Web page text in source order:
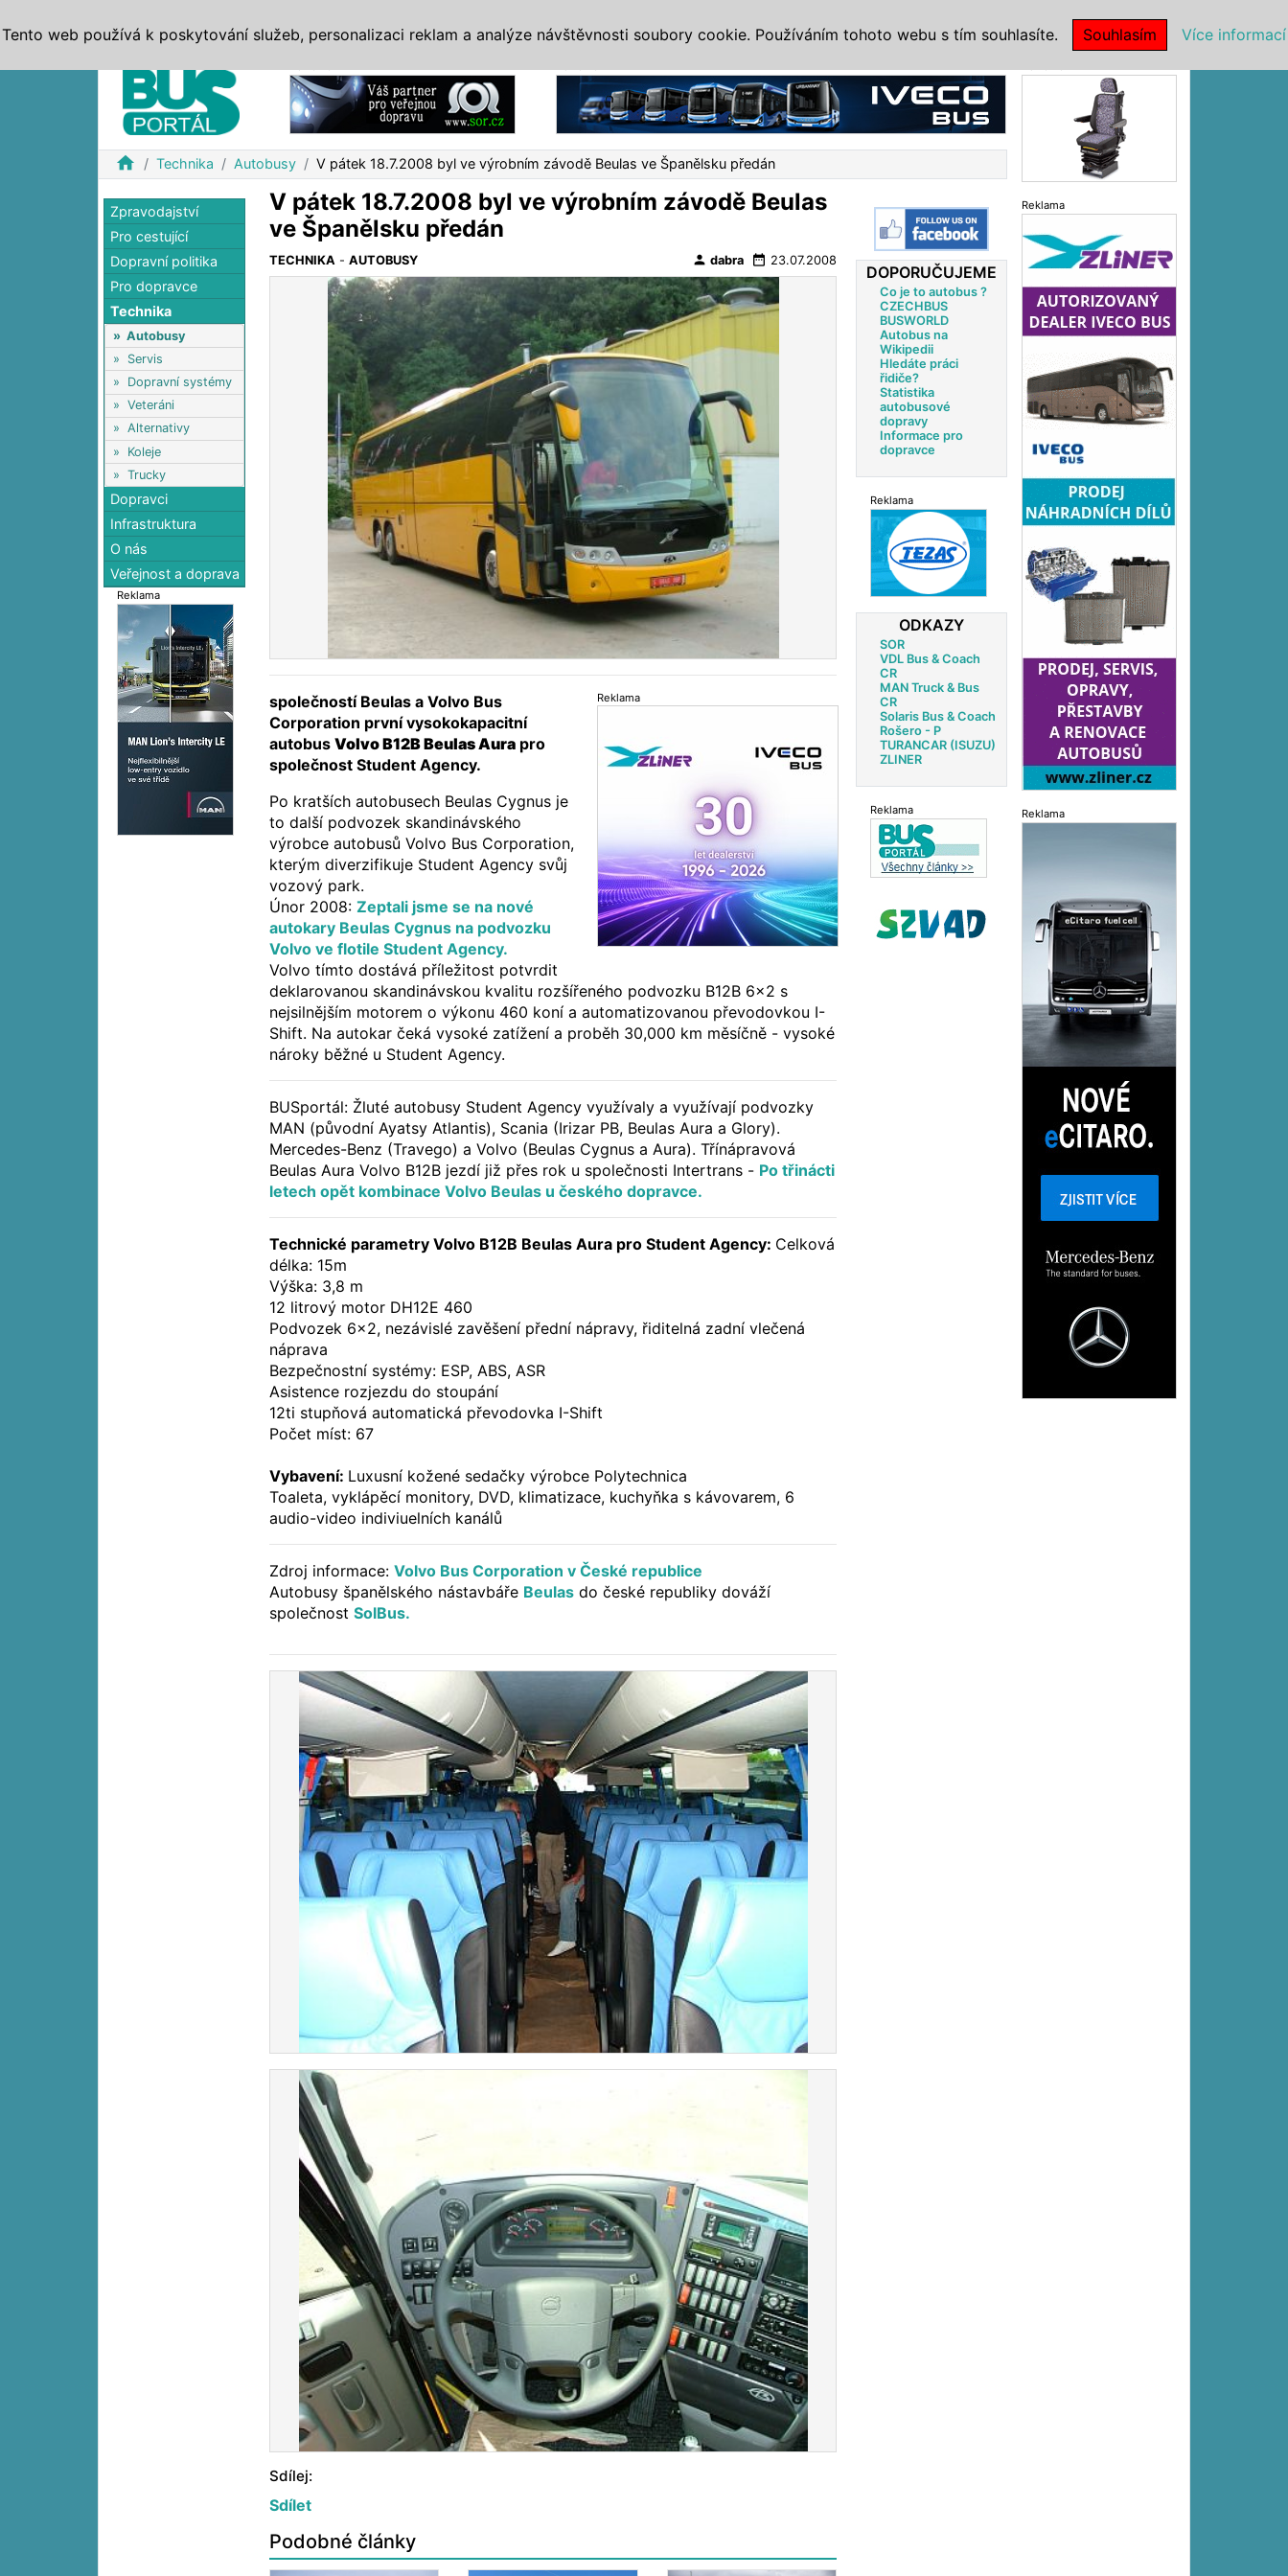
home Technika Autobusy V pátek 18.7.2008 byl ve výrobním závodě Beulas ve Španělsku předán
Zpravodajství
Pro cestující
Dopravní politika
Pro dopravce
Technika
» Autobusy
» Servis
» Dopravní systémy
» Veteráni
» Alternativy
» Koleje
» Trucky
Dopravci
Infrastruktura
O nás
Veřejnost a doprava
Reklama
V pátek 18.7.2008 byl ve výrobním závodě Beulas
ve Španělsku předán
TECHNIKA -AUTOBUSY person dabra date_range 23.07.2008
Reklama
společností Beulas a Volvo Bus
Corporation první vysokokapacitní
autobusVolvo B12B Beulas Aura pro
společnost Student Agency.
Po kratších autobusech Beulas Cygnus je
to další podvozek skandinávského
výrobce autobusů Volvo Bus Corporation,
kterým diverzifikuje Student Agency svůj
vozový park.
Únor 2008:Zeptali jsme se na nové
autokary Beulas Cygnus na podvozku
Volvo ve flotile Student Agency.
Volvo tímto dostává příležitost potvrdit
deklarovanou skandinávskou kvalitu rozšířeného podvozku B12B 6x2 s
nejsilnějším motorem o výkonu 460 koní a automatizovanou převodovkou I-
Shift. Na autokar čeká vysoké zatížení a proběh 30,000 km měsíčně - vysoké
nároky běžné u Student Agency.
BUSportál: Žluté autobusy Student Agency využívaly a využívají podvozky
MAN (původní Ayatsy Atlantis), Scania (Irizar PB, Beulas Aura a Glory).
Mercedes-Benz (Travego) a Volvo (Beulas Cygnus a Aura). Třínápravová
Beulas Aura Volvo B12B jezdí již přes rok u společnosti Intertrans - Po třinácti
letech opět kombinace Volvo Beulas u českého dopravce.
Technické parametry Volvo B12B Beulas Aura pro Student Agency: Celková
délka: 15m
Výška: 3,8 m
12 litrový motor DH12E 460
Podvozek 6x2, nezávislé zavěšení přední nápravy, řiditelná zadní vlečená
náprava
Bezpečnostní systémy: ESP, ABS, ASR
Asistence rozjezdu do stoupání
12ti stupňová automatická převodovka I-Shift
Počet míst: 67
Vybavení: Luxusní kožené sedačky výrobce Polytechnica
Toaleta, vyklápěcí monitory, DVD, klimatizace, kuchyňka s kávovarem, 6
audio-video indiviuelních kanálů
Zdroj informace:Volvo Bus Corporation v České republice
Autobusy španělského nástavbáře Beulas do české republiky dováží
společnostSolBus.
Sdílej:
Sdílet
Podobné články
DOPORUČUJEME
Co je to autobus ?
CZECHBUS
BUSWORLD
Autobus na
Wikipedii
Hledáte práci
řidiče?
Statistika
autobusové
dopravy
Informace pro
dopravce
Reklama
ODKAZY
SOR
VDL Bus & Coach
CR
MAN Truck & Bus
CR
Solaris Bus & Coach
Rošero - P
TURANCAR (ISUZU)
ZLINER
Reklama
Reklama
Reklama
Tento web používá k poskytování služeb, personalizaci reklam a analýze návštěvnosti soubory cookie. Používáním tohoto webu s tím souhlasíte. Souhlasím Více informací